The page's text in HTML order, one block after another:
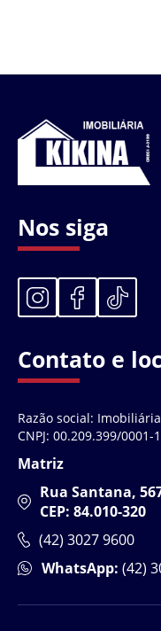
Nos siga
Contato e
Razão social:
CNPJ: 00.209.399/0001-
Matriz
Rua Santana,
CEP: 84.010-320
(42) 3027 9600
WhatsApp: (42)